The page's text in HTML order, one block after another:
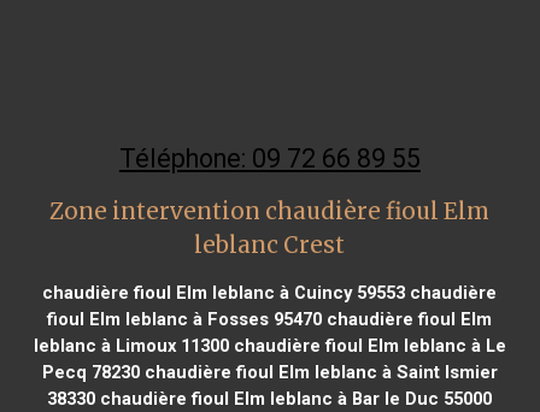
Téléphone: 09 72 66 89 55
Zone intervention chaudière fioul Elm
leblanc Crest
chaudière fioul Elm leblanc à Cuincy 59553 chaudière
fioul Elm leblanc à Fosses 95470 chaudière fioul Elm
leblanc à Limoux 11300chaudière fioul Elm leblanc à Le
Pecq 78230chaudière fioul Elm leblanc à Saint Ismier
38330 chaudière fioul Elm leblanc à Bar le Duc 55000